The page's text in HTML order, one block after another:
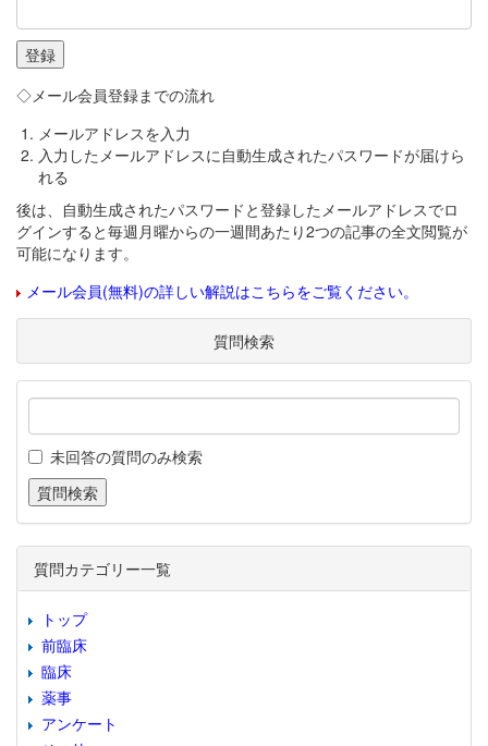
◇メール会員登録までの流れ
メールアドレスを入力
入力したメールアドレスに自動生成されたパスワードが届けら
れる
後は、自動生成されたパスワードと登録したメールアドレスでロ
グインすると毎週月曜からの一週間あたり2つの記事の全文閲覧が
可能になります。
メール会員(無料)の詳しい解説はこちらをご覧ください。
質問検索
未回答の質問のみ検索
質問カテゴリー一覧
トップ
前臨床
臨床
薬事
アンケート